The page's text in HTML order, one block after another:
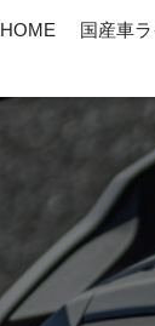
HOME 国産車